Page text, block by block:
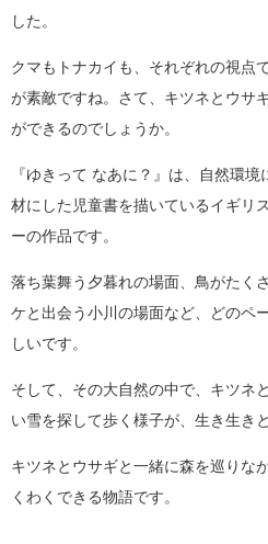
した。
クマもトナカイも、それぞれの視点
が素敵ですね。さて、キツネとウサ
ができるのでしょうか。
『ゆきって なあに？』は、自然環
材にした児童書を描いているイギリ
ーの作品です。
落ち葉舞う夕暮れの場面、鳥がたく
ケと出会う小川の場面など、どのペ
しいです。
そして、その大自然の中で、キツネ
い雪を探して歩く様子が、生き生き
キツネとウサギと一緒に森を巡りな
くわくできる物語です。